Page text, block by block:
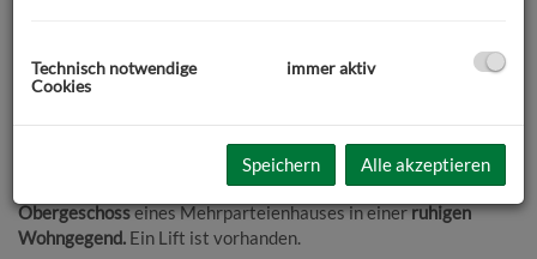
1-Zimmer Eigentumswohnung mit ca.
Die Wohnung befindet sich im2.
Obergeschosseines Mehrparteienhauses in einerruhigen
Wohngegend. Ein Lift ist vorhanden.
Technisch notwendige
Cookies
immer aktiv
Speichern Alle akzeptieren